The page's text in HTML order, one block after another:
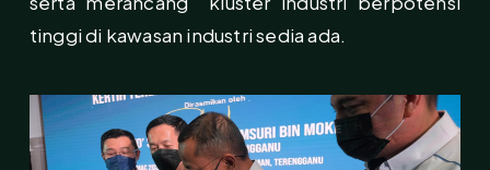
tinggi di kawasan industri sedia ada.